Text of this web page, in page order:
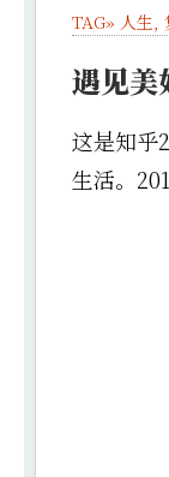
TAG» 人生,
遇见
这是知乎
生活。